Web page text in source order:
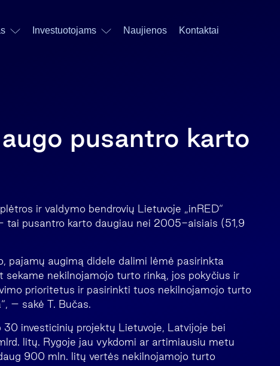
Investuotojams Naujienos Kontaktai
pusantro karto
ir valdymo bendrovių Lietuvoje „inRED“
tai pusantro karto daugiau nei 2005-aisiais (51,9
pajamų augimą didele dalimi lėmė pasirinkta
sekame nekilnojamojo turto rinką, jos pokyčius ir
prioritetus ir pasirinkti tuos nekilnojamojo turto
– sakė T. Bučas.
30 investicinių projektų Lietuvoje, Latvijoje bei
litų. Rygoje jau vykdomi ar artimiausiu metu
900 mln. litų vertės nekilnojamojo turto